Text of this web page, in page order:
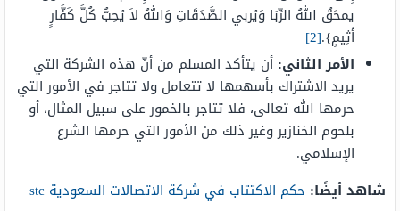
يمحَقُ اللهُ الرِّبَا وَيُربي الصَّدَقَاتِ وَاللهُ لاَ يُحِبُّ كُلَّ كَفَّارٍ
أَثِيمٍ}.[2]
الأمر الثاني: أن يتأكد المسلم من أنّ هذه الشركة التي
يريد الاشتراك بأسهمها لا تتعامل ولا تتاجر في الأمور التي
حرمها الله تعالى، فلا تتاجر بالخمور على سبيل المثال، أو
بلحوم الخنازير وغير ذلك من الأمور التي حرمها الشرع
الإسلامي.
شاهد أيضًا: حكم الاكتتاب في شركة الاتصالات السعودية stc